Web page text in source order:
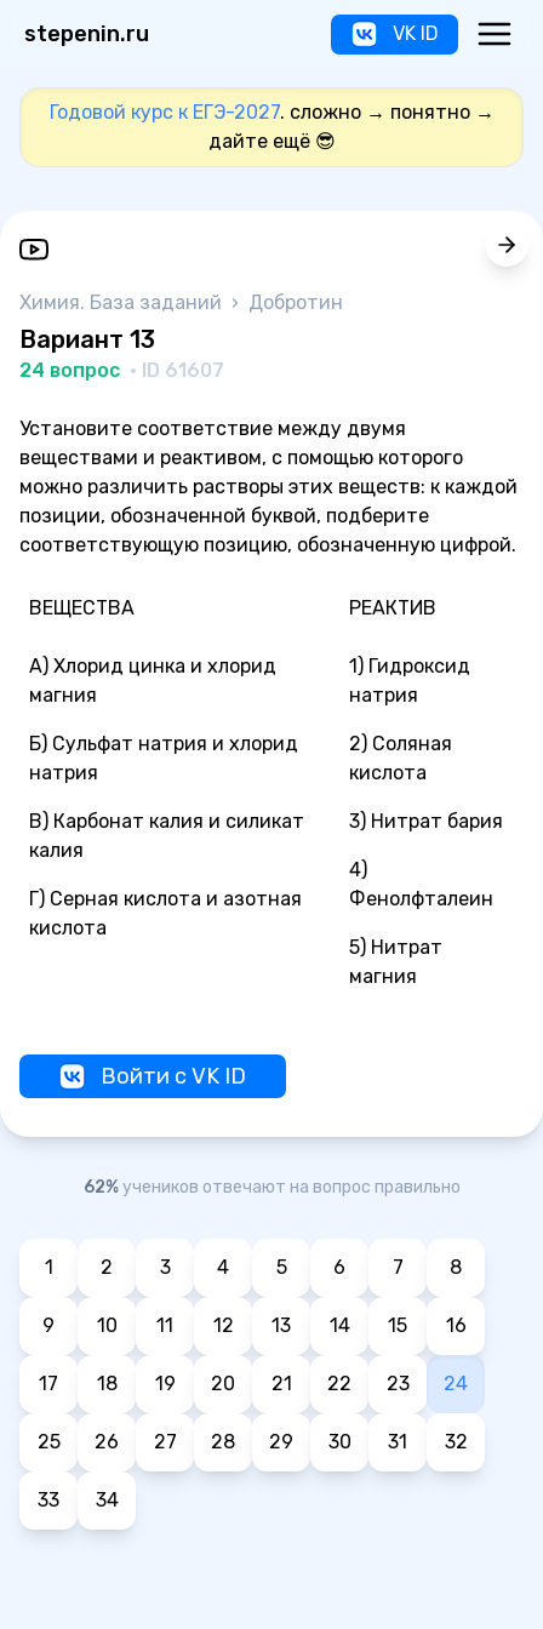
stepenin.ru VK ID
Годовой курс к ЕГЭ-2027. сложно → понятно →
дайте ещё 😎
Химия. База заданий › Добротин
Вариант 13
24 вопрос · ID 61607
Установите соответствие между двумя
веществами и реактивом, с помощью которого
можно различить растворы этих веществ: к каждой
позиции, обозначенной буквой, подберите
соответствующую позицию, обозначенную цифрой.
ВЕЩЕСТВА РЕАКТИВ
A) Хлорид цинка и хлорид
магния
Б) Сульфат натрия и хлорид
натрия
B) Карбонат калия и силикат
калия
Г) Серная кислота и азотная
кислота
1) Гидроксид
натрия
2) Соляная
кислота
3) Нитрат бария
4)
Фенолфталеин
5) Нитрат
магния
Войти с VK ID
62%учеников отвечают на вопрос правильно
1 2 3 4 5 6 7 8
9 10 11 12 13 14 15 16
17 18 19 20 21 22 23 24
25 26 27 28 29 30 31 32
33 34